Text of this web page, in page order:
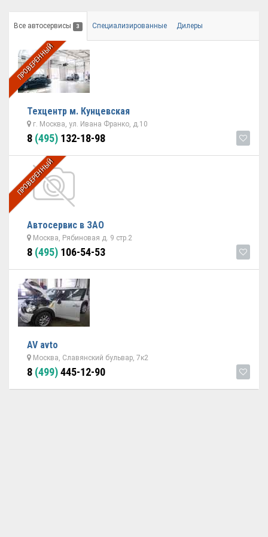
Все автосервисы 3 Специализированные Дилеры
ПРОВЕРЕННЫЙ
Техцентр м. Кунцевская
г. Москва, ул. Ивана Франко, д.10
8 (495) 132-18-98
ПРОВЕРЕННЫЙ
Автосервис в ЗАО
Москва, Рябиновая д. 9 стр.2
8 (495) 106-54-53
AV avto
Москва, Славянский бульвар, 7к2
8 (499)445-12-90